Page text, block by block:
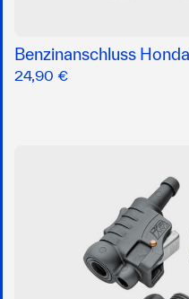
Benzinanschluss Honda
24,90 €